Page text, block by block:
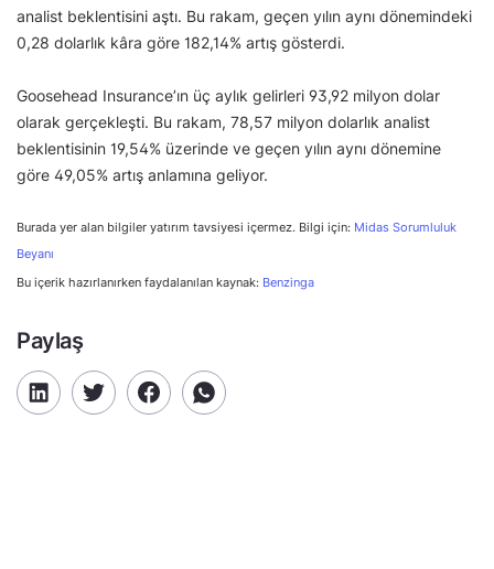
analist beklentisini aştı. Bu rakam, geçen yılın aynı dönemindeki
0,28 dolarlık kâra göre 182,14% artış gösterdi.
Goosehead Insurance’ın üç aylık gelirleri 93,92 milyon dolar
olarak gerçekleşti. Bu rakam, 78,57 milyon dolarlık analist
beklentisinin 19,54% üzerinde ve geçen yılın aynı dönemine
göre 49,05% artış anlamına geliyor.
Burada yer alan bilgiler yatırım tavsiyesi içermez. Bilgi için: Midas Sorumluluk
Beyanı
Bu içerik hazırlanırken faydalanılan kaynak: Benzinga
Paylaş